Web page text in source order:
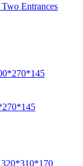
Entrances